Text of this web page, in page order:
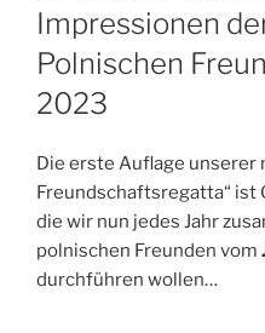
AM
Impressionen
Polnischen
2023
Die erste Auflage unserer
Freundschaftsregatta“ ist
die wir nun jedes Jahr
polnischen Freunden vom
durchführen wollen…